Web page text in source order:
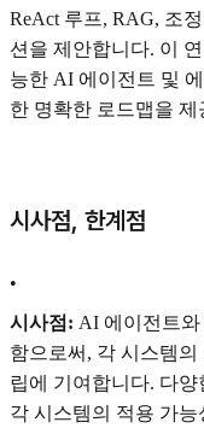
ReAct 루프, RAG, 조
션을 제안합니다. 이
능한 AI 에이전트 및
한 명확한 로드맵을
시사점, 한계점
•
시사점: AI 에이전트
함으로써, 각 시스템
립에 기여합니다. 다
각 시스템의 적용 가